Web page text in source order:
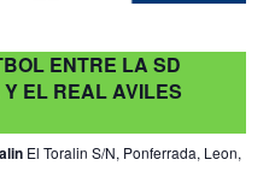
ENTRE LA SD
EL REAL AVILES
El Toralin S/N, Ponferrada, Leon,